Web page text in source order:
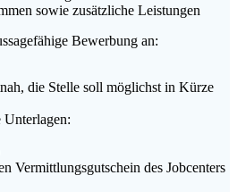
sowie zusätzliche Leistungen
Bewerbung an:
die Stelle soll möglichst in Kürze
Vermittlungsgutschein des Jobcenters